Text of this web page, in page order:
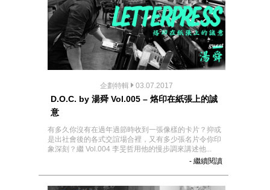
企劃特輯 03.07.2017
D.O.C. by 湯舜 Vol.005 – 烙印在紙張上的誠
意
有多久你沒有在過年過節時收到一張像樣的卡片？抑或
是出社會後的各式交誼場合裡，又有多少張名片令你印
象深刻？繼 Vol.004 李旻哲用他的慢步調來講述他...
- 繼續閱讀